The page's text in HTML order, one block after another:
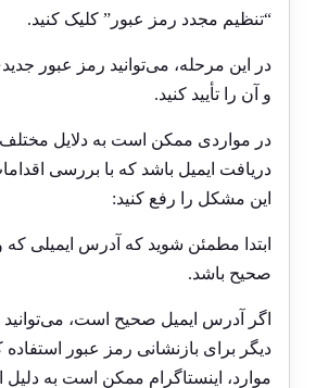
“تنظیم مجدد رمز عبور” کلیک کنید.
در این مرحله، می‌توانید رمز عبور
و آن را تأیید کنید.
در مواردی ممکن است به دلایل
دریافت ایمیل باشد که با بررسی
این مشکل را رفع کنید:
ابتدا مطمئن شوید که آدرس ایمیلی که
صحیح باشد.
دیگر برای بازنشانی رمز عبور استفاده